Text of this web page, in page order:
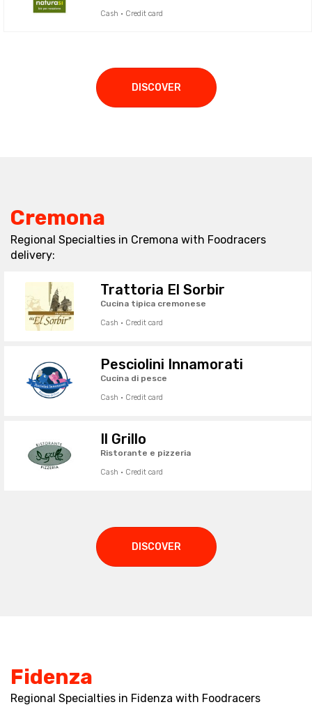
Cash · Credit card
DISCOVER
Cremona
Regional Specialties in Cremona with Foodracers
delivery:
Trattoria El Sorbir
Cucina tipica cremonese
Cash · Credit card
Pesciolini Innamorati
Cucina di pesce
Cash · Credit card
Il Grillo
Ristorante e pizzeria
Cash · Credit card
DISCOVER
Fidenza
Regional Specialties in Fidenza with Foodracers